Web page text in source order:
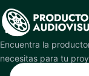
Encuentra la
necesitas para tu